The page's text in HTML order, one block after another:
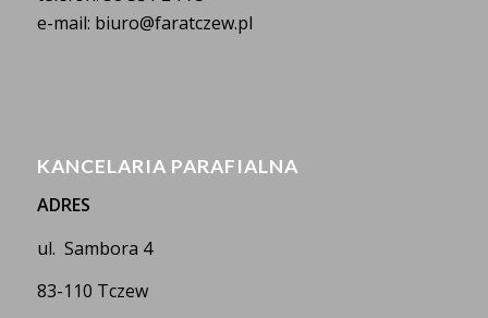
e-mail: biuro@faratczew.pl
KANCELARIA PARAFIALNA
ADRES
ul. Sambora 4
83-110 Tczew